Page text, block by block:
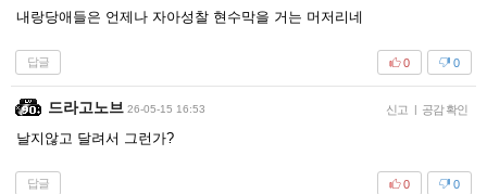
내랑당애들은 언제나 자아성찰 현수막을 거는 머저리네
답글 0
0
드라고노브 26-05-15 16:53 신고 | 공감 확인
날지않고 달려서 그런가?
답글 0
0